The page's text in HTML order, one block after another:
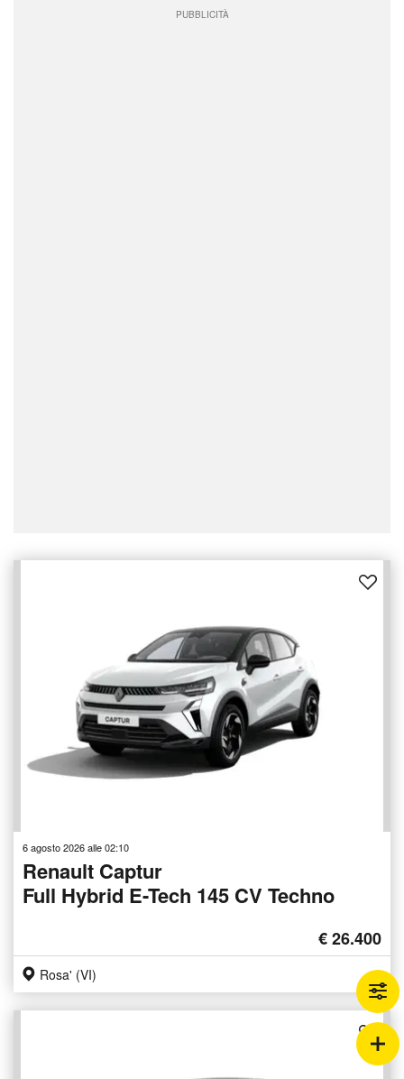
PUBBLICITÀ
6 agosto 2026 alle 02:10
Renault Captur
Full Hybrid E-Tech 145 CV Techno
€ 26.400
Rosa' (VI)